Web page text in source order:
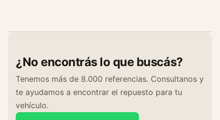
¿No encontrás lo que buscás?
Tenemos más de 8.000 referencias. Consultanos y
te ayudamos a encontrar el repuesto para tu
vehículo.